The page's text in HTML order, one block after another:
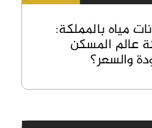
مياه بالمملكة:
عالم المسكن
والسعر؟